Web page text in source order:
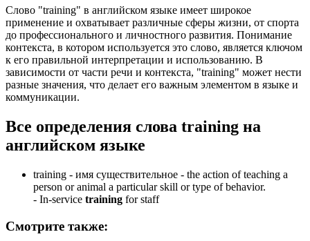
Слово "training" в английском языке имеет широкое
применение и охватывает различные сферы жизни, от спорта
до профессионального и личностного развития. Понимание
контекста, в котором используется это слово, является ключом
к его правильной интерпретации и использованию. В
зависимости от части речи и контекста, "training" может нести
разные значения, что делает его важным элементом в языке и
коммуникации.
Все определения слова training на
английском языке
training - имя существительное - the action of teaching a
person or animal a particular skill or type of behavior.
- In-service training for staff
Смотрите также: